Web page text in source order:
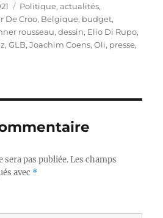
Catégories
Politique, actualités,
De Croo, Belgique, budget,
rousseau,dessin, Elio Di Rupo,
,GLB,Joachim Coens,Oli, presse,
sera pas publiée. Les champs
avec *